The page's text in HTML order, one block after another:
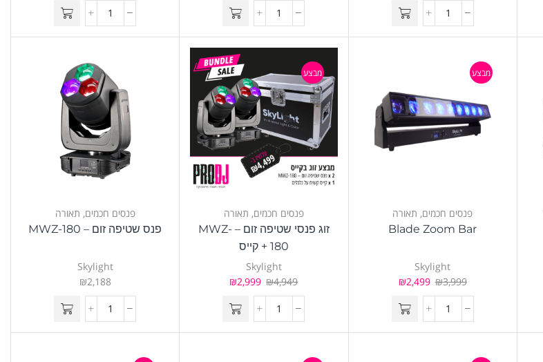
מבצע
פנסים חכמים, תאורה
Blade Zoom Bar
Skylight
₪3,999
₪2,499
מבצע
פנסים חכמים, תאורה
זוג פנסי שטיפה זום – MWZ-
180 + קייס
Skylight
₪4,949
₪2,999
פנסים חכמים, תאורה
פנס שטיפה זום – MWZ-180
Skylight
₪2,188